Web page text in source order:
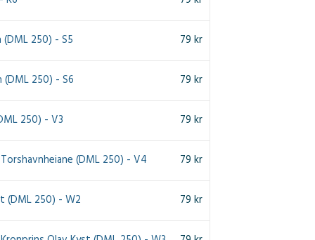
250) - S5 79 kr
250) - S6 79 kr
250) - V3 79 kr
(DML 250) - V4 79 kr
(DML 250) - W2 79 kr